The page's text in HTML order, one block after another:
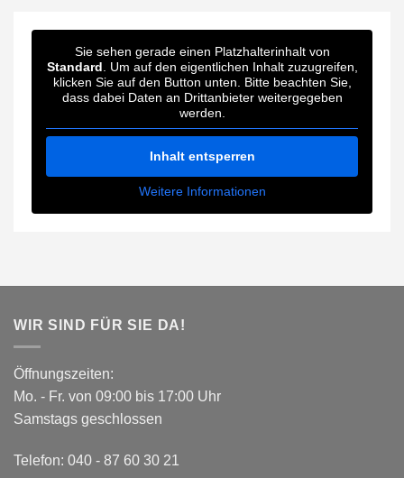
Sie sehen gerade einen Platzhalterinhalt von
Standard . Um auf den eigentlichen Inhalt zuzugreifen,
klicken Sie auf den Button unten. Bitte beachten Sie,
dass dabei Daten an Drittanbieter weitergegeben
werden.
Inhalt entsperren
Weitere Informationen
WIR SIND FÜR SIE DA!
Öffnungszeiten:
Mo. - Fr. von 09:00 bis 17:00 Uhr
Samstags geschlossen
Telefon: 040 - 87 60 30 21